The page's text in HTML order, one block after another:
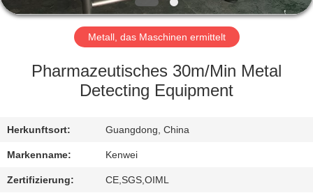
FABRIK
QUALITÄTSKONTROLLE
KONTAKT
REFERENZEN
Metall, das Maschinen ermittelt
Pharmazeutisches 30m/Min Metal
Detecting Equipment
Herkunftsort: Guangdong, China
Markenname: Kenwei
Zertifizierung: CE,SGS,OIML